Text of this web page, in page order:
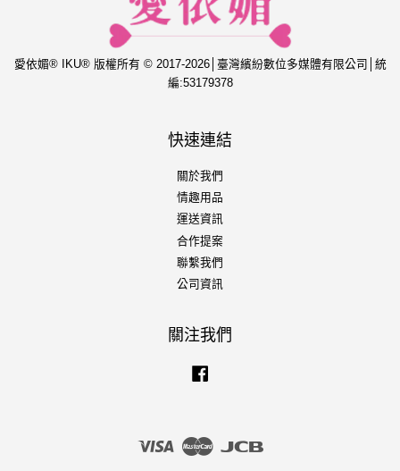
愛依媚® IKU® 版權所有 © 2017-2026│臺灣繽紛數位多媒體有限公司│統
編:53179378
快速連結
關於我們
情趣用品
運送資訊
合作提案
聯繫我們
公司資訊
關注我們
Visa Master